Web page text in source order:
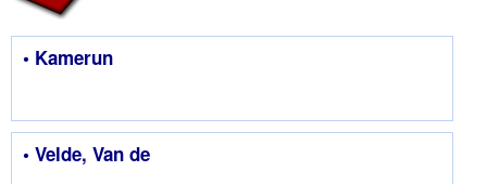
• Kamerun
• Velde, Van de